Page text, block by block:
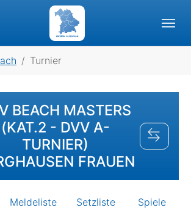
BEZIRK AUSWAHL
Turnier
BEACH MASTERS
(KAT.2 - DVV A-
TURNIER)
FRAUEN
Meldeliste Setzliste Spiele